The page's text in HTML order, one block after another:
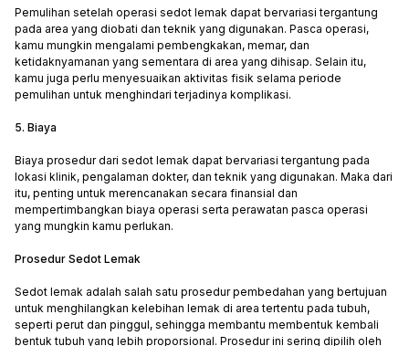
Pemulihan setelah operasi sedot lemak dapat bervariasi tergantung
pada area yang diobati dan teknik yang digunakan. Pasca operasi,
kamu mungkin mengalami pembengkakan, memar, dan
ketidaknyamanan yang sementara di area yang dihisap. Selain itu,
kamu juga perlu menyesuaikan aktivitas fisik selama periode
pemulihan untuk menghindari terjadinya komplikasi.
5. Biaya
Biaya prosedur dari sedot lemak dapat bervariasi tergantung pada
lokasi klinik, pengalaman dokter, dan teknik yang digunakan. Maka dari
itu, penting untuk merencanakan secara finansial dan
mempertimbangkan biaya operasi serta perawatan pasca operasi
yang mungkin kamu perlukan.
Prosedur Sedot Lemak
Sedot lemak adalah salah satu prosedur pembedahan yang bertujuan
untuk menghilangkan kelebihan lemak di area tertentu pada tubuh,
seperti perut dan pinggul, sehingga membantu membentuk kembali
bentuk tubuh yang lebih proporsional. Prosedur ini sering dipilih oleh